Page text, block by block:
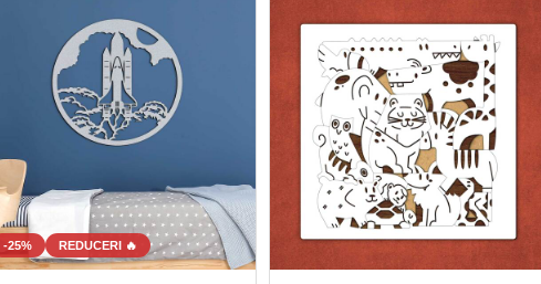
-25% REDUCERI 🔥